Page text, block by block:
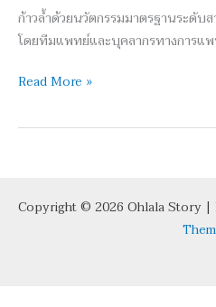
ก้าวล้ำด้วยนวัตกรรมมาตรฐานระดับ
โดยทีมแพทย์และบุคลากรทางการแ
Read More »
Copyright © 2026 Ohlala Story |